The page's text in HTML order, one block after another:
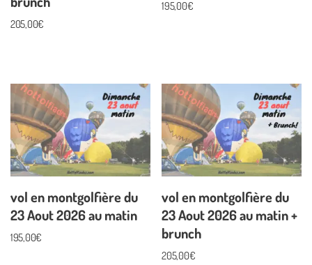
205,00€
195,00€
vol en montgolfière du
23 Aout 2026 au matin
195,00€
vol en montgolfière du
23 Aout 2026 au matin +
brunch
205,00€